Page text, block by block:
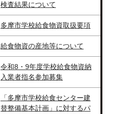
検査結果について
多摩市学校給食物資取扱要項
給食物資の産地等について
令和8・9年度学校給食物資納
入業者指名参加募集
「多摩市学校給食センター建
替整備基本計画」に対するパ